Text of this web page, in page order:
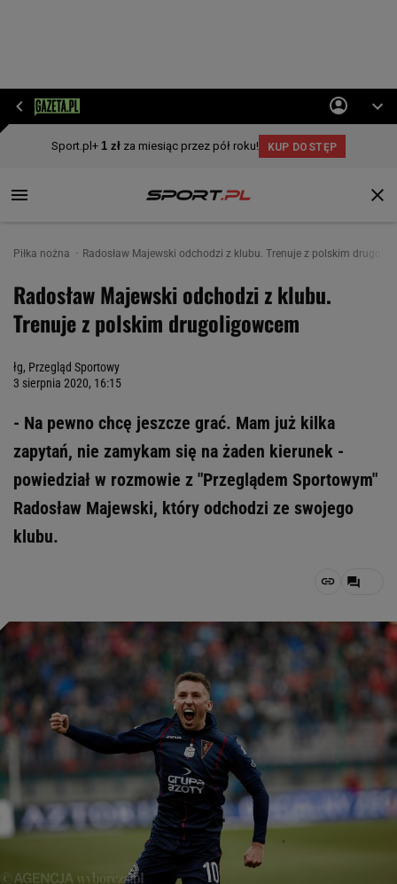
Piłka nożna Radosław Majewski odchodzi z klubu. Trenuje z polskim
Radosław Majewski odchodzi z klubu.
Trenuje z polskim drugoligowcem
łg, Przegląd Sportowy
3 sierpnia 2020, 16:15
- Na pewno chcę jeszcze grać. Mam już kilka
zapytań, nie zamykam się na żaden kierunek -
powiedział w rozmowie z "Przeglądem Sportowym"
Radosław Majewski, który odchodzi ze swojego
klubu.